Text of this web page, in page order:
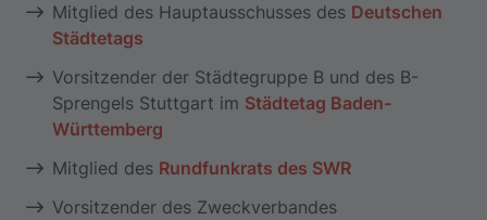
Mitglied des Hauptausschusses des Deutschen
Städtetags
Vorsitzender der Städtegruppe B und des B-
Sprengels Stuttgart im Städtetag Baden-
Württemberg
Mitglied des Rundfunkrats des SWR
Vorsitzender des Zweckverbandes